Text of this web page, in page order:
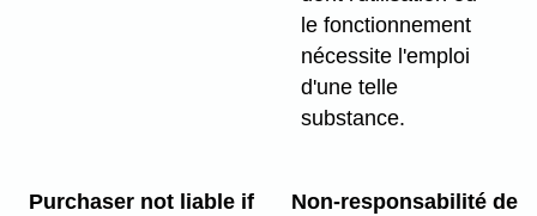
le fonctionnement
nécessite l'emploi
d'une telle
substance.
Purchaser not liable if
Non-responsabilité de